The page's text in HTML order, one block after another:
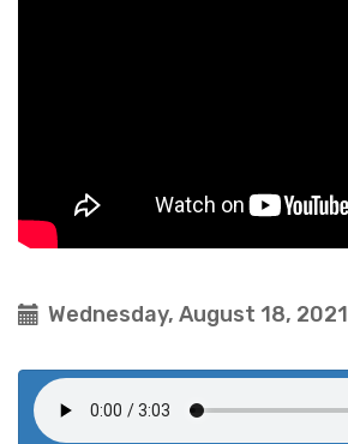
Wednesday, August 18, 2021